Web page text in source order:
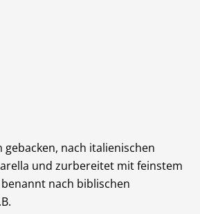
gebacken, nach italienischen
und zurbereitet mit feinstem
nach biblischen